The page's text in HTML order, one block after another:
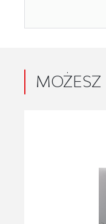
MOŻESZ